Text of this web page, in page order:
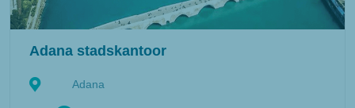
Adana stadskantoor
Adana